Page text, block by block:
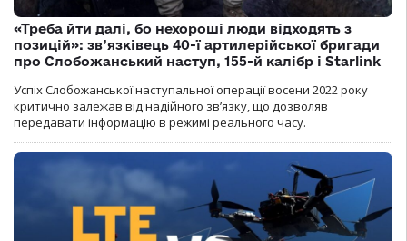
«Треба йти далі, бо нехороші люди відходять з
позицій»: зв’язківець 40-ї артилерійської бригади
про Слобожанський наступ, 155-й калібр і Starlink
Успіх Слобожанської наступальної операції восени 2022 року
критично залежав від надійного зв’язку, що дозволяв
передавати інформацію в режимі реального часу.